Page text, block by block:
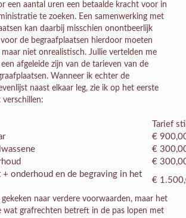
een aantal uren een betaalde kracht voor in
te zoeken. Een samenwerking met
kan daarbij misschien onontbeerlijk
de begraafplaatsen hierdoor moeten
niet onrealistisch. Jullie vertelden me
afgeleide zijn van de tarieven van de
Wanneer ik echter de
naast elkaar leg, zie ik op het eerste
verschillen:
Tarief
€
€
€
+ onderhoud en de begraving in het
€
gekeken naar verdere voorwaarden, maar het
wat grafrechten betreft in de pas lopen met